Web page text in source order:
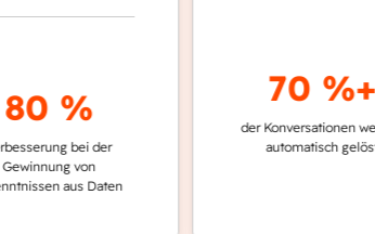
%
bei der
von
aus Daten
70 %+
der Konversationen werden
automatisch gelöst